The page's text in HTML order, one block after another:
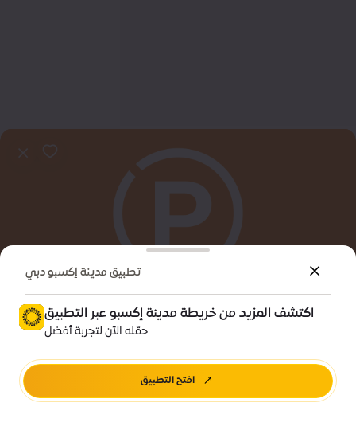
معلومات تهمك
تطبيق مدينة إكسبو دبي
اكتشف المزيد من خريطة مدينة إكسبو عبر التطبيق
حمّله الآن لتجربة أفضل.
افتح التطبيق